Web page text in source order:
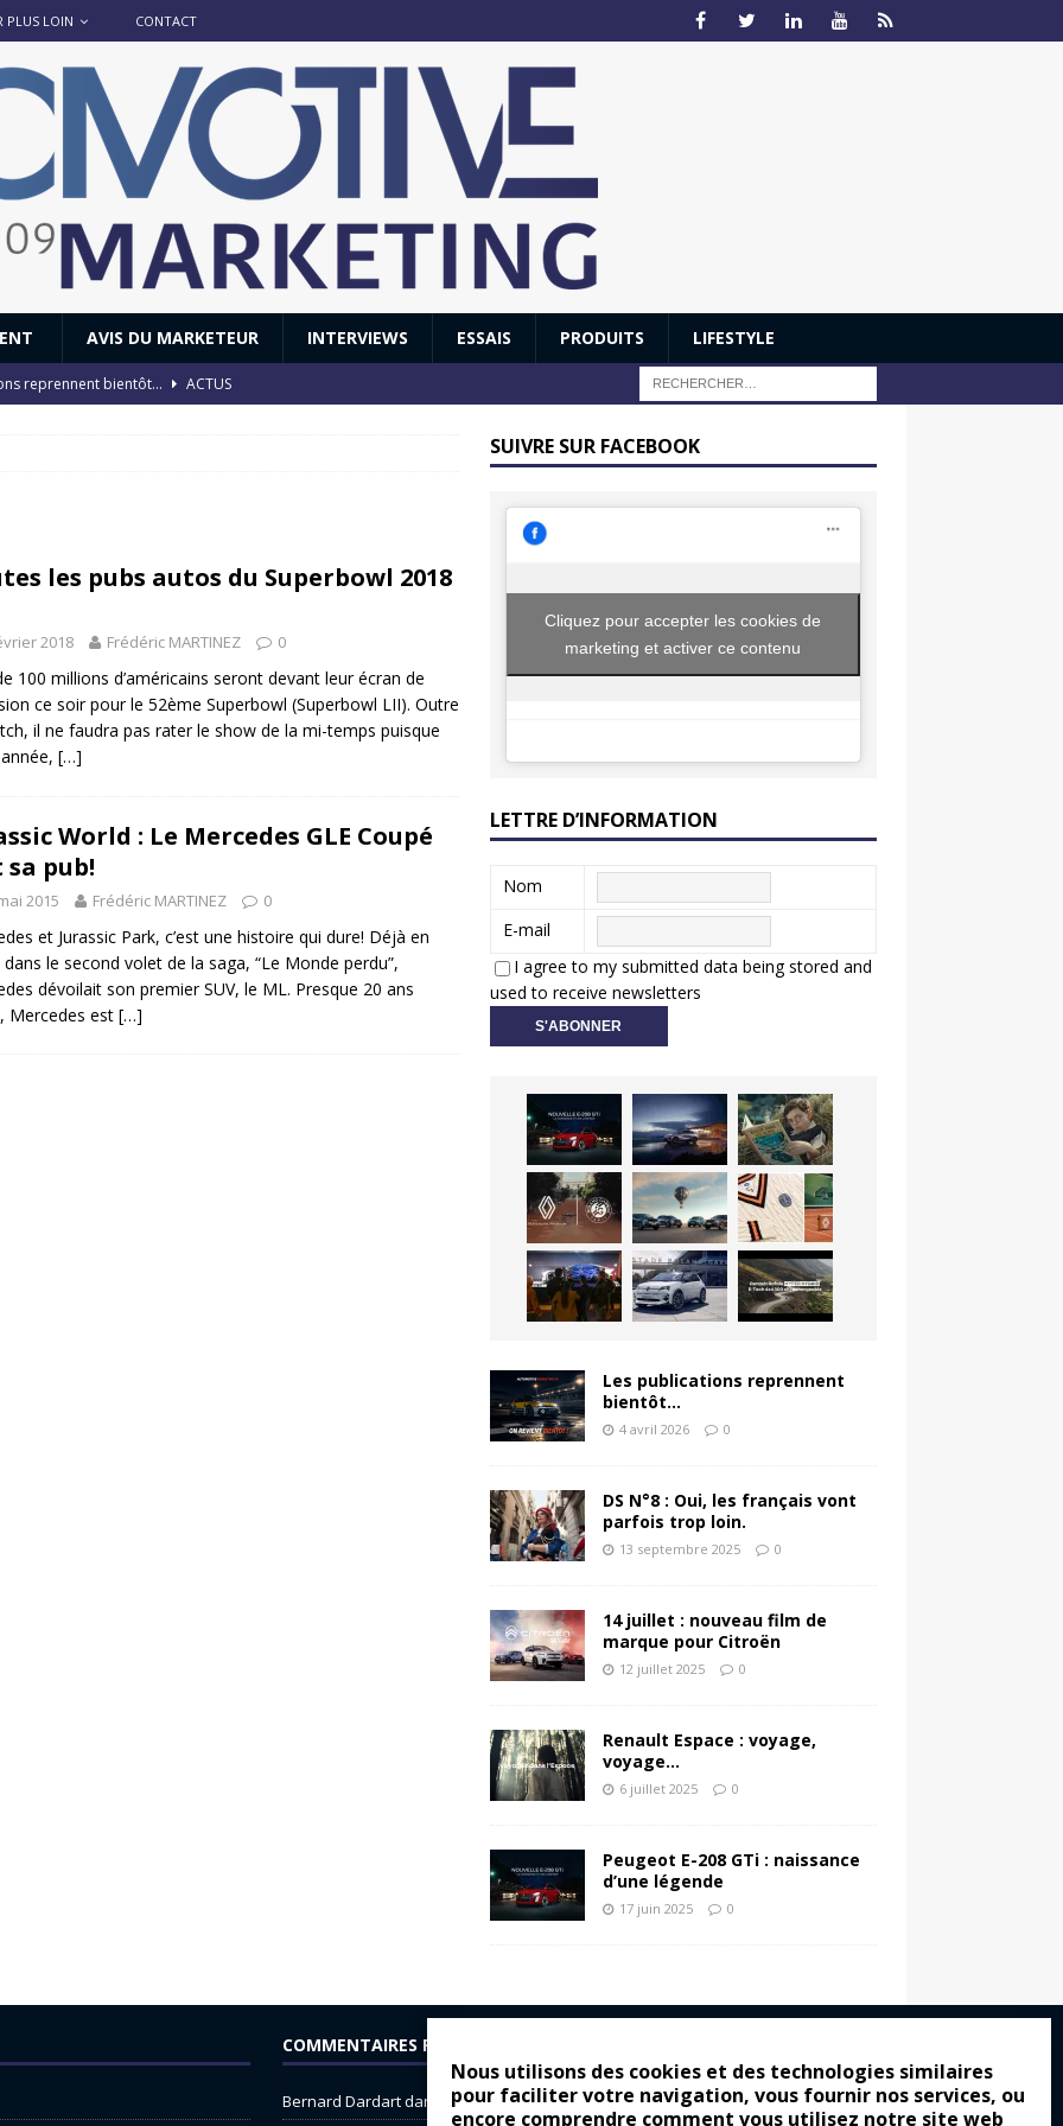
Nous utilisons des cookies et des technologies similaires
pour faciliter votre navigation, vous fournir nos services, ou
encore comprendre comment vous utilisez notre site web
PLUS LOIN CONTACT
AVIS DU MARKETEUR INTERVIEWS ESSAIS PRODUITS LIFESTYLE
reprennent bientôt…
ACTUS
Honda dévoile un spot publicitaire… confiné! ACTUS
les pubs autos du Superbowl 2018
2018 Frédéric MARTINEZ 0
100 millions d’américains seront devant leur écran de
ce soir pour le 52ème Superbowl (Superbowl LII). Outre
il ne faudra pas rater le show de la mi-temps puisque
[…]
World : Le Mercedes GLE Coupé
pub!
2015 Frédéric MARTINEZ 0
et Jurassic Park, c’est une histoire qui dure! Déjà en
dans le second volet de la saga, “Le Monde perdu”,
dévoilait son premier SUV, le ML. Presque 20 ans
Mercedes est […]
SUIVRE SUR FACEBOOK
Cliquez pour accepter les cookies de
marketing et activer ce contenu
LETTRE D’INFORMATION
Nom
E-mail
I agree to my submitted data being stored and
used to receive newsletters
Les publications reprennent
bientôt…
4 avril 2026 0
DS N°8 : Oui, les français vont
parfois trop loin.
13 septembre 2025 0
14 juillet : nouveau film de
marque pour Citroën
12 juillet 2025 0
Renault Espace : voyage,
voyage…
6 juillet 2025 0
Peugeot E-208 GTi : naissance
d’une légende
17 juin 2025 0
COMMENTAIRES RÉCENTS
Bernard Dardartdans Dacia Sandero : pour les gens vrais